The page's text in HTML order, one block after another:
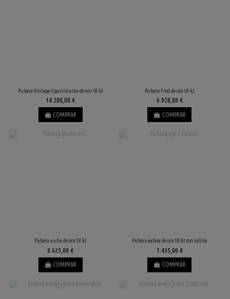
Pulsera Vintage tipo cinturón de oro 18 kt
14.200,00 €
COMPRAR
Pulsera Fred de oro 18 kt
6.920,00 €
COMPRAR
Pulsera ancha de oro 18 kt
8.625,00 €
COMPRAR
Pulsera esclava de oro 18 kt con zafiros
1.435,00 €
COMPRAR